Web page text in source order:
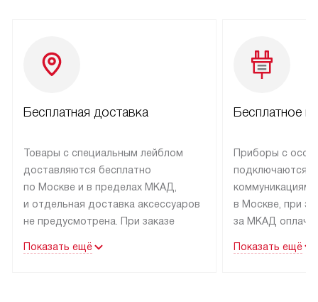
Бесплатная доставка
Товары с специальным лейблом
доставляются бесплатно
по Москве и в пределах МКАД,
и отдельная доставка аксессуаров
не предусмотрена. При заказе
рекомендуем обсудить
Показать ещё
Бесплатное
Приборы с
подключаются к
коммуникациям
в Москве, при
за МКАД
партнера
Показать ещё